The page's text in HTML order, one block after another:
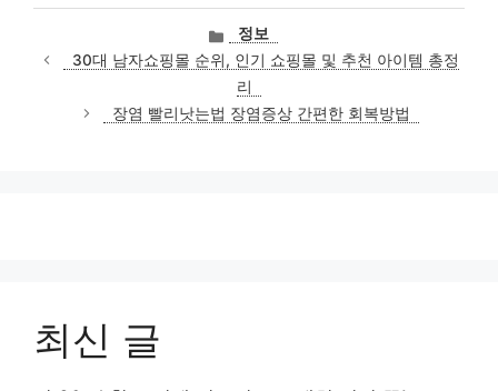
카
테
고
리
정보
30대 남자쇼핑몰 순위, 인기 쇼핑몰 및 추천 아이템 총정
리
장염 빨리낫는법 장염증상 간편한 회복방법
최신 글